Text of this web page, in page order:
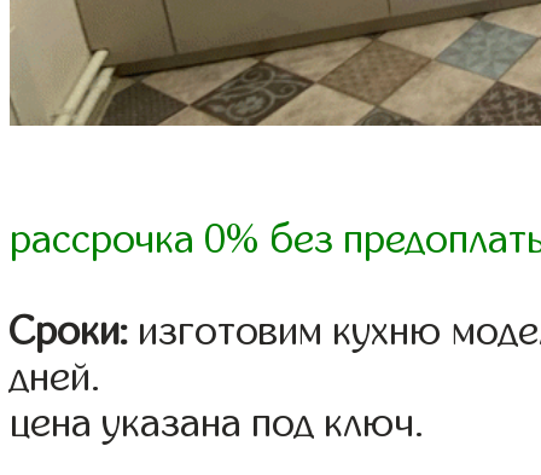
рассрочка 0% без
Сроки: изготовим кухню
дней.
цена указана под ключ.